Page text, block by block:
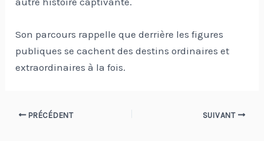
Son parcours rappelle que derrière les figures
publiques se cachent des destins ordinaires et
extraordinaires à la fois.
Navigation
PRÉCÉDENT SUIVANT